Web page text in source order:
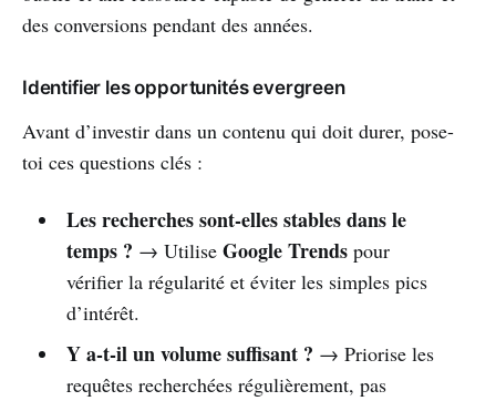
des conversions pendant des années.
Identifier les opportunités evergreen
Avant d’investir dans un contenu qui doit durer, pose-
toi ces questions clés :
Les recherches sont-elles stables dans le
temps ? → Utilise Google Trendspour
vérifier la régularité et éviter les simples pics
d’intérêt.
Y a-t-il un volume suffisant ? → Priorise les
requêtes recherchées régulièrement, pas